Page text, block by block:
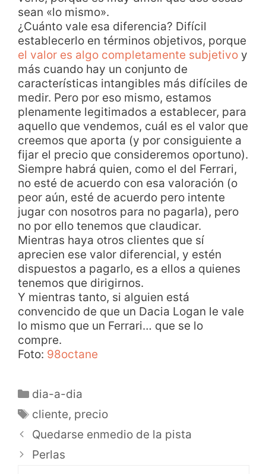
sean «lo mismo».
¿Cuánto vale esa diferencia? Difícil
establecerlo en términos objetivos, porque
el valor es algo completamente subjetivo y
más cuando hay un conjunto de
características intangibles más difíciles de
medir. Pero por eso mismo, estamos
plenamente legitimados a establecer, para
aquello que vendemos, cuál es el valor que
creemos que aporta (y por consiguiente a
fijar el precio que consideremos oportuno).
Siempre habrá quien, como el del Ferrari,
no esté de acuerdo con esa valoración (o
peor aún, esté de acuerdo pero intente
jugar con nosotros para no pagarla), pero
no por ello tenemos que claudicar.
Mientras haya otros clientes que sí
aprecien ese valor diferencial, y estén
dispuestos a pagarlo, es a ellos a quienes
tenemos que dirigirnos.
Y mientras tanto, si alguien está
convencido de que un Dacia Logan le vale
lo mismo que un Ferrari… que se lo
compre.
Foto: 98octane
dia-a-dia
cliente, precio
Quedarse enmedio de la pista
Perlas